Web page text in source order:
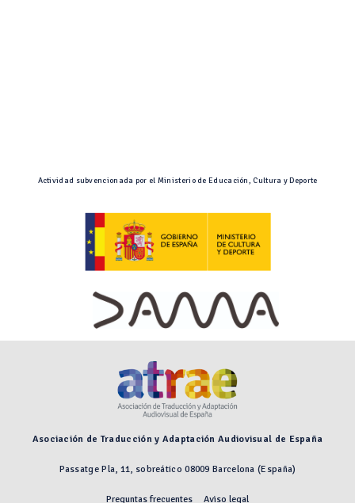
Actividad subvencionada por el Ministerio de Educación, Cultura y Deporte
Asociación de Traducción y Adaptación Audiovisual de España
Passatge Pla, 11, sobreático 08009 Barcelona (España)
Preguntas frecuentes Aviso legal